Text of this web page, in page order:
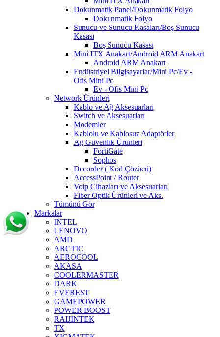
Dokunmatik Panel/Dokunmatik Folyo
Dokunmatik Folyo
Sunucu ve Sunucu Kasaları/Boş Sunucu
Kasası
Boş Sunucu Kasası
Mini ITX Anakart/Android ARM Anakart
Android ARM Anakart
Endüstriyel Bilgisayarlar/Mini Pc/Ev -
Ofis Mini Pc
Ev - Ofis Mini Pc
Network Ürünleri
Kablo ve Ağ Aksesuarları
Switch ve Aksesuarları
Modemler
Kablolu ve Kablosuz Adaptörler
Ağ Güvenlik Ürünleri
FortiGate
Sophos
Decorder ( Kod Çözücü)
AccessPoint / Router
Voip Cihazları ve Aksesuarları
Fiber Optik Ürünleri ve Aks.
Tümünü Gör
Markalar
INTEL
LENOVO
AMD
ARCTIC
AEROCOOL
AKASA
COOLERMASTER
DARK
EVEREST
GAMEPOWER
POWER BOOST
RAIJINTEK
TX